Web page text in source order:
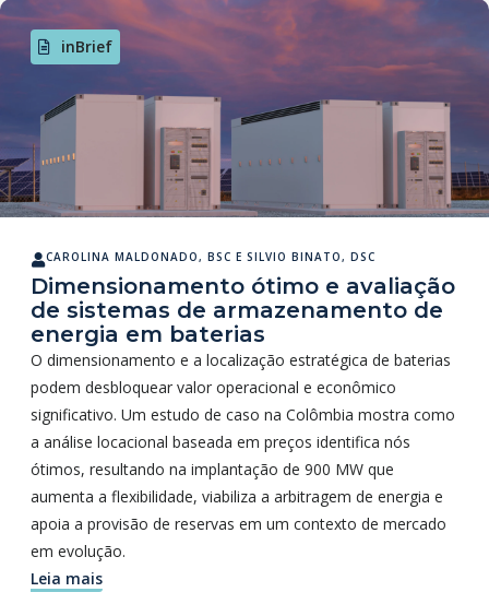
inBrief
CAROLINA MALDONADO, BSC E SILVIO BINATO, DSC
Dimensionamento ótimo e avaliação
de sistemas de armazenamento de
energia em baterias
O dimensionamento e a localização estratégica de baterias
podem desbloquear valor operacional e econômico
significativo. Um estudo de caso na Colômbia mostra como
a análise locacional baseada em preços identifica nós
ótimos, resultando na implantação de 900 MW que
aumenta a flexibilidade, viabiliza a arbitragem de energia e
apoia a provisão de reservas em um contexto de mercado
em evolução.
Leia mais